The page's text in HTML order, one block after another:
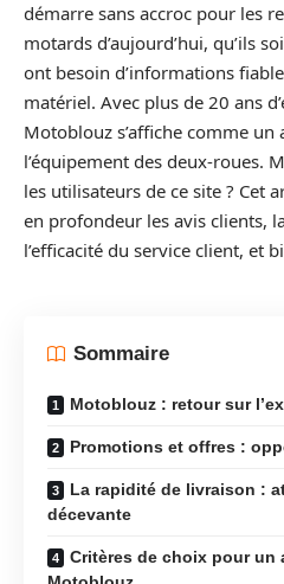
démarre sans accroc pour les
motards d’aujourd’hui, qu’ils
ont besoin d’informations
matériel. Avec plus de 20 ans
Motoblouz s’affiche comme
l’équipement des deux-roues.
les utilisateurs de ce site ? Cet
en profondeur les avis clients,
l’efficacité du service client, et
Sommaire
Motoblouz : retour sur
Promotions et offres :
La rapidité de livraison :
décevante
Critères de choix pour un